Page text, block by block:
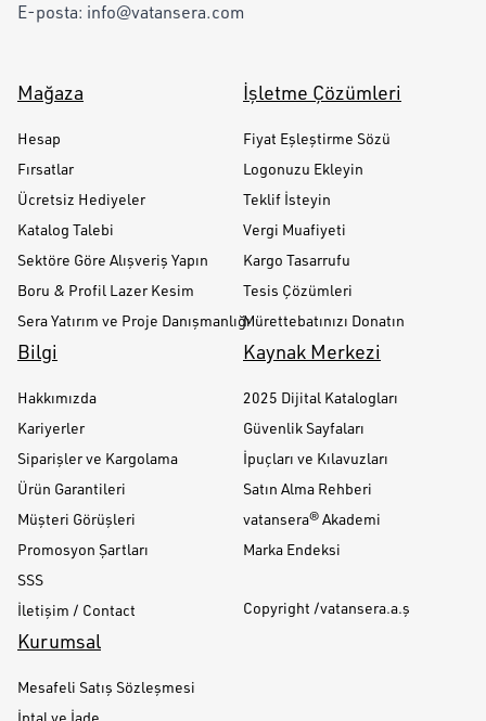
E-posta: info@vatansera.com
Mağaza
Hesap
Fırsatlar
Ücretsiz Hediyeler
Katalog Talebi
Sektöre Göre Alışveriş Yapın
Boru & Profil Lazer Kesim
Sera Yatırım ve Proje Danışmanlığı
İşletme Çözümleri
Fiyat Eşleştirme Sözü
Logonuzu Ekleyin
Teklif İsteyin
Vergi Muafiyeti
Kargo Tasarrufu
Tesis Çözümleri
Mürettebatınızı Donatın
Bilgi
Hakkımızda
Kariyerler
Siparişler ve Kargolama
Ürün Garantileri
Müşteri Görüşleri
Promosyon Şartları
SSS
İletişim / Contact
Kaynak Merkezi
2025 Dijital Katalogları
Güvenlik Sayfaları
İpuçları ve Kılavuzları
Satın Alma Rehberi
vatansera® Akademi
Marka Endeksi
Copyright /vatansera.a.ş
Kurumsal
Mesafeli Satış Sözleşmesi
İptal ve İade